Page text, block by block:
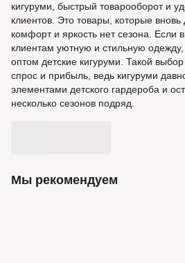
кигуруми, быстрый товарооборот и
клиентов. Это товары, которые
комфорт и яркость нет сезона. Если
клиентам уютную и стильную
оптом детские кигуруми. Такой
спрос и прибыль, ведь кигуруми
элементами детского гардероба и
несколько сезонов подряд.
Мы рекомендуем